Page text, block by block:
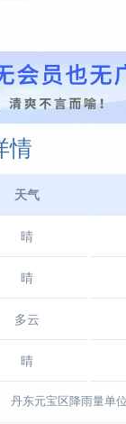
情
天气
晴
晴
多云
晴
丹东元宝区降雨量单